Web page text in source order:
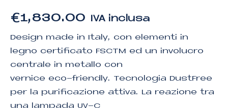
€1,830.00 IVA inclusa
Design made in Italy, con elementi in
legno certificato FSCTM ed un involucro
centrale in metallo con
vernice eco-friendly. Tecnologia DustFree
per la purificazione attiva. La reazione tra
una lampada UV-C